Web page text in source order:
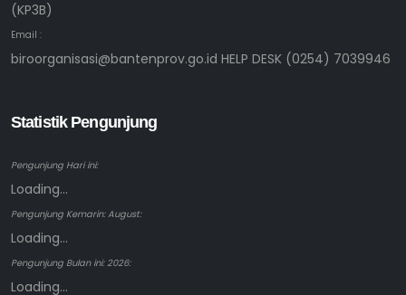
(KP3B)
Email :
biroorganisasi@bantenprov.go.id HELP DESK (0254) 7039946
Statistik Pengunjung
Pengunjung Hari ini:
Loading...
Pengunjung Kemarin: August:
Loading...
Pengunjung Bulan ini: 2026:
Loading...